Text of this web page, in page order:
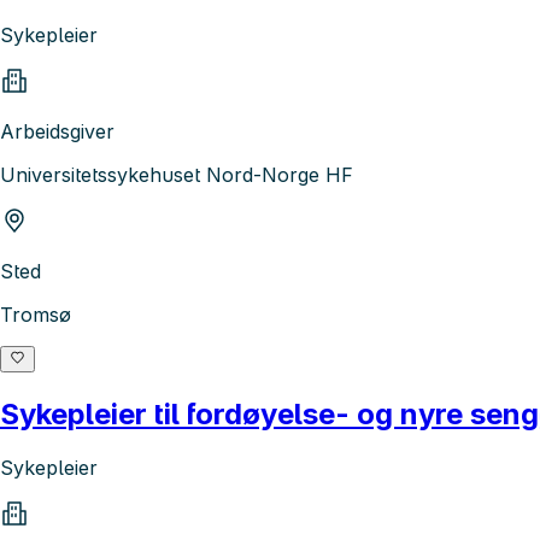
Sykepleier
Arbeidsgiver
Universitetssykehuset Nord-Norge HF
Sted
Tromsø
Sykepleier til fordøyelse- og nyre
Sykepleier